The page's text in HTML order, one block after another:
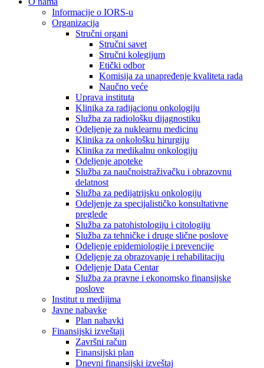
Informacije o IORS-u
Organizacija
Stručni organi
Stručni savet
Stručni kolegijum
Etički odbor
Komisija za unapređenje kvaliteta rada
Naučno veće
Uprava instituta
Klinika za radijacionu onkologiju
Služba za radiološku dijagnostiku
Odeljenje za nuklearnu medicinu
Klinika za onkološku hirurgiju
Klinika za medikalnu onkologiju
Odeljenje apoteke
Služba za naučnoistraživačku i obrazovnu
delatnost
Služba za pedijatrijsku onkologiju
Odeljenje za specijalističko konsultativne
preglede
Služba za patohistologiju i citologiju
Služba za tehničke i druge slične poslove
Odeljenje epidemiologije i prevencije
Odeljenje za obrazovanje i rehabilitaciju
Odeljenje Data Centar
Služba za pravne i ekonomsko finansijske
poslove
Institut u medijima
Javne nabavke
Plan nabavki
Finansijski izveštaji
Završni račun
Finansijski plan
Dnevni finansijski izveštaj